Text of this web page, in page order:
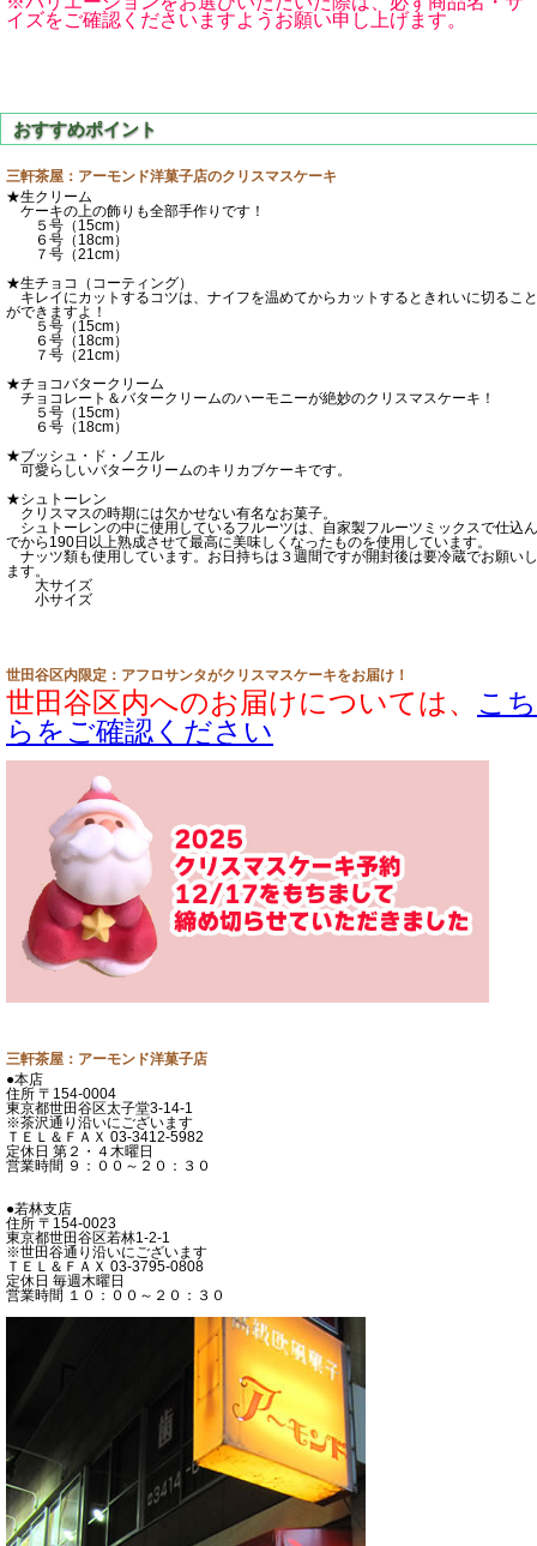
イズをご確認くださいますようお願い申し上げます。
三軒茶屋：アーモンド洋菓子店のクリスマスケーキ
★生クリーム
ケーキの上の飾りも全部手作りです！
５号（15cm）
６号（18cm）
７号（21cm）
★生チョコ（コーティング）
キレイにカットするコツは、ナイフを温めてからカットするときれいに切ること
ができますよ！
５号（15cm）
６号（18cm）
７号（21cm）
★チョコバタークリーム
チョコレート＆バタークリームのハーモニーが絶妙のクリスマスケーキ！
５号（15cm）
６号（18cm）
★ブッシュ・ド・ノエル
可愛らしいバタークリームのキリカブケーキです。
★シュトーレン
クリスマスの時期には欠かせない有名なお菓子。
シュトーレンの中に使用しているフルーツは、自家製フルーツミックスで仕込ん
でから190日以上熟成させて最高に美味しくなったものを使用しています。
ナッツ類も使用しています。お日持ちは３週間ですが開封後は要冷蔵でお願いし
ます。
大サイズ
小サイズ
世田谷区内限定：アフロサンタがクリスマスケーキをお届け！
世田谷区内へのお届けについては、 こち
らをご確認ください
三軒茶屋：アーモンド洋菓子店
●本店
住所 〒154-0004
東京都世田谷区太子堂3-14-1
※茶沢通り沿いにございます
ＴＥＬ＆ＦＡＸ 03-3412-5982
定休日 第２・４木曜日
営業時間 ９：００～２０：３０
●若林支店
住所 〒154-0023
東京都世田谷区若林1-2-1
※世田谷通り沿いにございます
ＴＥＬ＆ＦＡＸ 03-3795-0808
定休日 毎週木曜日
営業時間 １０：００～２０：３０